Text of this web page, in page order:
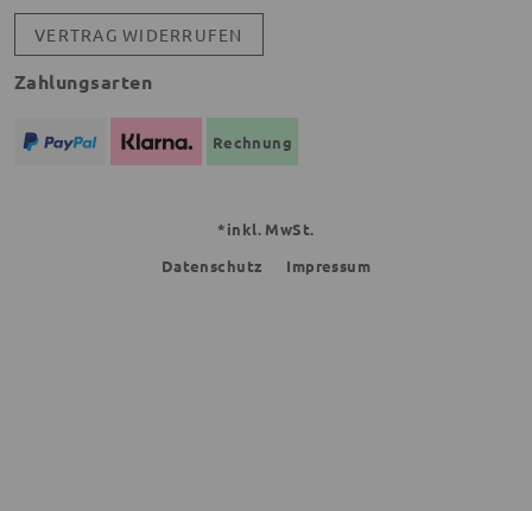
VERTRAG WIDERRUFEN
Zahlungsarten
Rechnung
*inkl. MwSt.
Datenschutz
Impressum